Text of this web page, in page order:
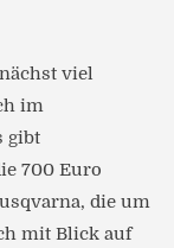
viel
im
gibt
700 Euro
die um
mit Blick auf